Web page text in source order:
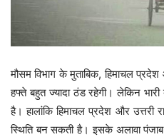
मौसम विभाग के मुताबिक, हिमाचल
हफ्ते बहुत ज्यादा ठंड रहेगी। लेकिन भारी
है। हालांकि हिमाचल प्रदेश और
स्थिति बन सकती है। इसके अलावा